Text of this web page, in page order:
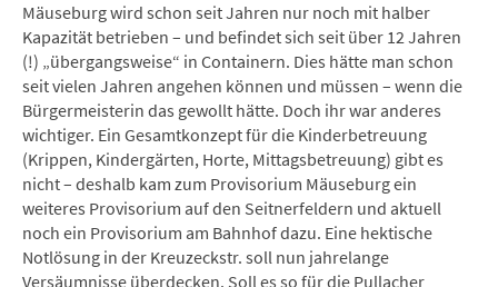
Mäuseburg wird schon seit Jahren nur noch mit halber
Kapazität betrieben – und befindet sich seit über 12 Jahren
(!) „übergangsweise“ in Containern. Dies hätte man schon
seit vielen Jahren angehen können und müssen – wenn die
Bürgermeisterin das gewollt hätte. Doch ihr war anderes
wichtiger. Ein Gesamtkonzept für die Kinderbetreuung
(Krippen, Kindergärten, Horte, Mittagsbetreuung) gibt es
nicht – deshalb kam zum Provisorium Mäuseburg ein
weiteres Provisorium auf den Seitnerfeldern und aktuell
noch ein Provisorium am Bahnhof dazu. Eine hektische
Notlösung in der Kreuzeckstr. soll nun jahrelange
Versäumnisse überdecken. Soll es so für die Pullacher